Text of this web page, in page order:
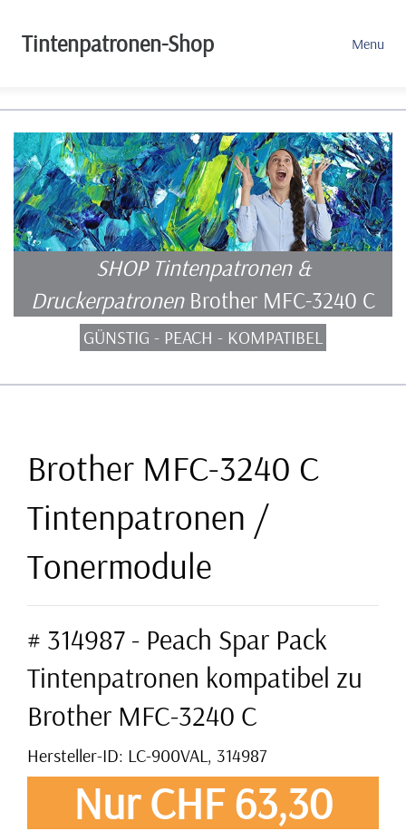
Tintenpatronen-Shop Menu
SHOP Tintenpatronen &
Druckerpatronen Brother MFC-3240 C
GÜNSTIG - PEACH - KOMPATIBEL
Brother MFC-3240 C
Tintenpatronen /
Tonermodule
# 314987 - Peach Spar Pack
Tintenpatronen kompatibel zu
Brother MFC-3240 C
Hersteller-ID: LC-900VAL, 314987
Nur CHF 63,30